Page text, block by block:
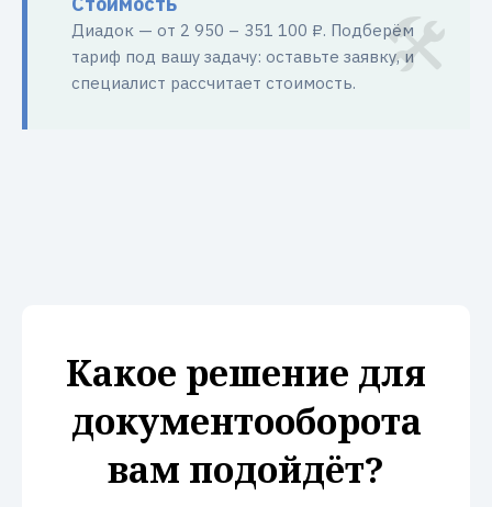
Диадок — от 2 950 – 351 100 ₽. Подберём
тариф под вашу задачу: оставьте заявку, и
специалист рассчитает стоимость.
Какое решение для
документооборота
вам подойдёт?